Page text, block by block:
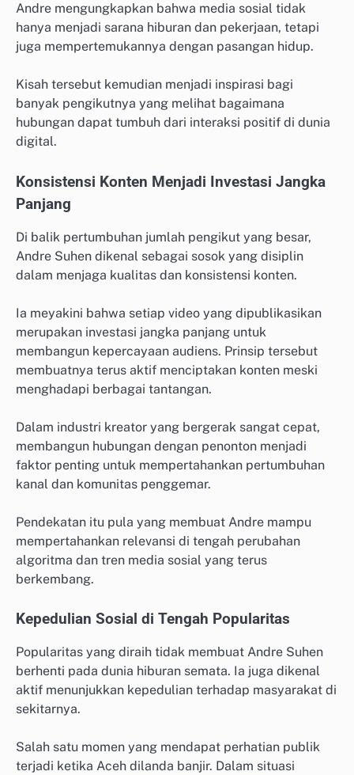
Andre mengungkapkan bahwa media sosial tidak
hanya menjadi sarana hiburan dan pekerjaan, tetapi
juga mempertemukannya dengan pasangan hidup.
Kisah tersebut kemudian menjadi inspirasi bagi
banyak pengikutnya yang melihat bagaimana
hubungan dapat tumbuh dari interaksi positif di dunia
digital.
Konsistensi Konten Menjadi Investasi Jangka
Panjang
Di balik pertumbuhan jumlah pengikut yang besar,
Andre Suhen dikenal sebagai sosok yang disiplin
dalam menjaga kualitas dan konsistensi konten.
Ia meyakini bahwa setiap video yang dipublikasikan
merupakan investasi jangka panjang untuk
membangun kepercayaan audiens. Prinsip tersebut
membuatnya terus aktif menciptakan konten meski
menghadapi berbagai tantangan.
Dalam industri kreator yang bergerak sangat cepat,
membangun hubungan dengan penonton menjadi
faktor penting untuk mempertahankan pertumbuhan
kanal dan komunitas penggemar.
Pendekatan itu pula yang membuat Andre mampu
mempertahankan relevansi di tengah perubahan
algoritma dan tren media sosial yang terus
berkembang.
Kepedulian Sosial di Tengah Popularitas
Popularitas yang diraih tidak membuat Andre Suhen
berhenti pada dunia hiburan semata. Ia juga dikenal
aktif menunjukkan kepedulian terhadap masyarakat di
sekitarnya.
Salah satu momen yang mendapat perhatian publik
terjadi ketika Aceh dilanda banjir. Dalam situasi